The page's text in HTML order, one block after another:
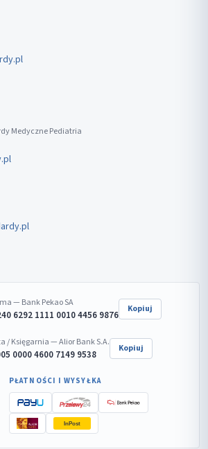
Medyczne Pediatria
— Bank Pekao SA
6292 1111 0010 4456 9876 Kopiuj
/ Księgarnia — Alior Bank S.A.
0000 4600 7149 9538 Kopiuj
PŁATNOŚCI I WYSYŁKA
InPost